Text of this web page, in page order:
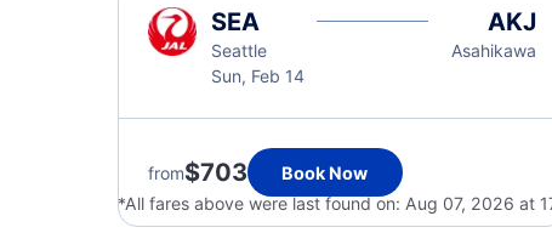
SEA
Seattle
Sun, Feb 14
AKJ
Asahikawa
from$703 Book Now
*All fares above were last found on: Aug 07, 2026 at